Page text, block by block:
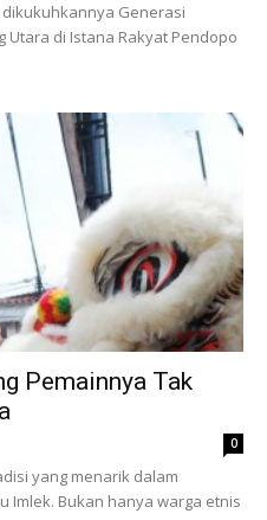
Generasi
Utara di Istana Rakyat Pendopo
Pemainnya Tak
0
yang menarik dalam
Imlek. Bukan hanya warga etnis